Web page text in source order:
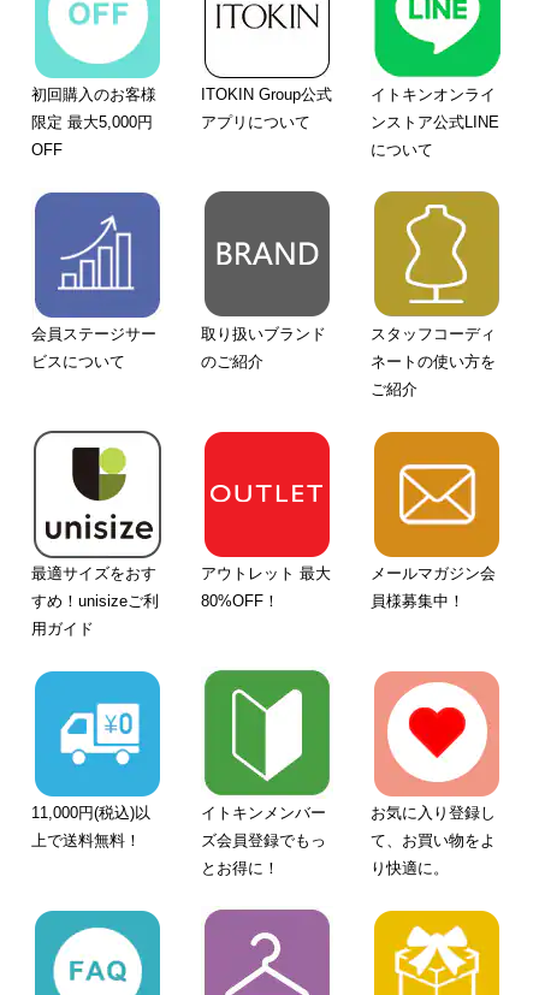
初回購入のお客様
限定 最大5,000円
OFF
ITOKIN Group公式
アプリについて
イトキンオンライ
ンストア公式LINE
について
会員ステージサー
ビスについて
取り扱いブランド
のご紹介
スタッフコーディ
ネートの使い方を
ご紹介
最適サイズをおす
すめ！unisizeご利
用ガイド
アウトレット 最大
80%OFF！
メールマガジン会
員様募集中！
11,000円(税込)以
上で送料無料！
イトキンメンバー
ズ会員登録でもっ
とお得に！
お気に入り登録し
て、お買い物をよ
り快適に。